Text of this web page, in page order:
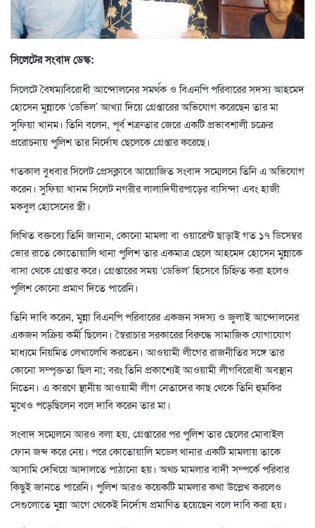
সিলেটের সংবাদ ডেস্ক:
সিলেটে বৈষম্যবিরোধী আন্দোলনের সমর্থক ও বিএনপি পরিবারের সদস্য আহমেদ
হোসেন মুন্নাকে ‘ডেভিল’ আখ্যা দিয়ে গ্রেপ্তারের অভিযোগ করেছেন তার মা
সুফিয়া খানম। তিনি বলেন, পূর্ব শত্রুতার জেরে একটি প্রভাবশালী চক্রের
প্ররোচনায় পুলিশ তার নির্দোষ ছেলেকে গ্রেপ্তার করেছে।
গতকাল বুধবার সিলেট প্রেসক্লাবে আয়োজিত সংবাদ সম্মেলনে তিনি এ অভিযোগ
করেন। সুফিয়া খানম সিলেট নগরীর লালাদিঘীরপাড়ের বাসিন্দা এবং হাজী
মকবুল হোসেনের স্ত্রী।
লিখিত বক্তব্যে তিনি জানান, কোনো মামলা বা ওয়ারেন্ট ছাড়াই গত ১৭ ডিসেম্বর
ভোর রাতে কোতোয়ালি থানা পুলিশ তার একমাত্র ছেলে আহমেদ হোসেন মুন্নাকে
বাসা থেকে গ্রেপ্তার করে। গ্রেপ্তারের সময় ‘ডেভিল’ হিসেবে চিহ্নিত করা হলেও
পুলিশ কোনো প্রমাণ দিতে পারেনি।
তিনি দাবি করেন, মুন্না বিএনপি পরিবারের একজন সদস্য ও জুলাই আন্দোলনের
একজন সক্রিয় কর্মী ছিলেন। স্বৈরাচার সরকারের বিরুদ্ধে সামাজিক যোগাযোগ
মাধ্যমে নিয়মিত লেখালেখি করতেন। আওয়ামী লীগের রাজনীতির সঙ্গে তার
কোনো সম্পৃক্ততা ছিল না; বরং তিনি প্রকাশ্যেই আওয়ামী লীগবিরোধী অবস্থান
নিতেন। এ কারণে স্থানীয় আওয়ামী লীগ নেতাদের কাছ থেকে তিনি হুমকির
মুখেও পড়েছিলেন বলে দাবি করেন তার মা।
সংবাদ সম্মেলনে আরও বলা হয়, গ্রেপ্তারের পর পুলিশ তার ছেলের মোবাইল
ফোন জব্দ করে নেয়। পরে কোতোয়ালি মডেল থানার একটি মামলায় তাকে
আসামি দেখিয়ে আদালতে পাঠানো হয়। অথচ মামলার বাদী সম্পর্কে পরিবার
কিছুই জানতে পারেনি। পুলিশ আরও কয়েকটি মামলার কথা উল্লেখ করলেও
সেগুলোতে মুন্না আগে থেকেই নির্দোষ প্রমাণিত হয়েছেন বলে দাবি করা হয়।